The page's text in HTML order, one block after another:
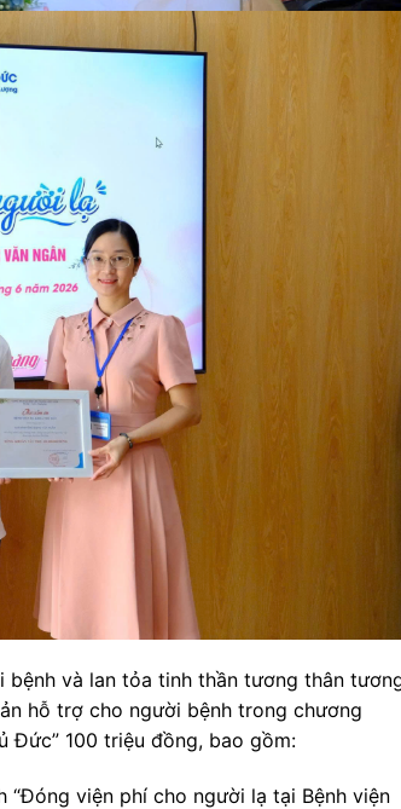
và lan tỏa tinh thần tương thân
hỗ trợ cho người bệnh trong chương
Đức” 100 triệu đồng, bao gồm:
viện phí cho người lạ tại Bệnh viện